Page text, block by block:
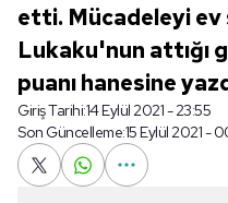
etti. Mücadeleyi ev
Lukaku'nun attığı
puanı hanesine
Giriş Tarihi:14 Eylül 2021 - 23:55
Son Güncelleme:15 Eylül 2021 -